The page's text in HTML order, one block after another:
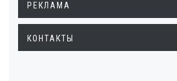
РЕКЛАМА
КОНТАКТЫ